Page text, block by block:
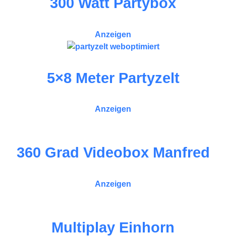
Anzeigen
5×8 Meter Partyzelt
Anzeigen
360 Grad Videobox Manfred
Anzeigen
Multiplay Einhorn